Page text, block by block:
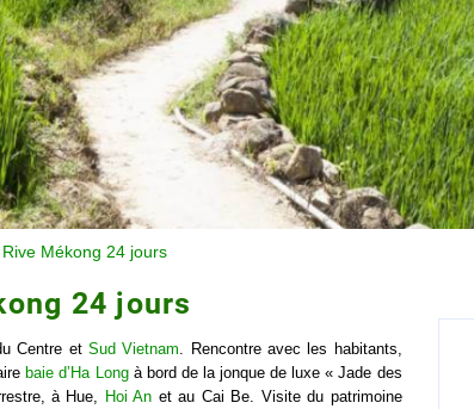
Mékong 24 jours
24 jours
Centre etSud Vietnam . Rencontre avec les habitants,
baie d’Ha Longà bord de la jonque de luxe « Jade des
à Hue, Hoi An et au Cai Be. Visite du patrimoine